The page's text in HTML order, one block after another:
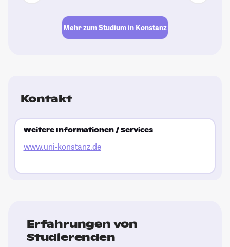
Mehr zum Studium in Konstanz
Kontakt
Weitere Informationen / Services
www.uni-konstanz.de
Erfahrungen von
Studierenden